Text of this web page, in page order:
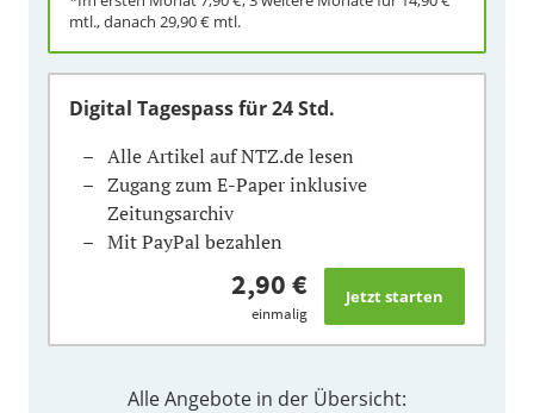
mtl., danach 29,90 € mtl.
Digital Tagespassfür 24 Std.
Alle Artikel auf NTZ.de lesen
Zugang zum E-Paper inklusive
Zeitungsarchiv
Mit PayPal bezahlen
2,90 €
einmalig
Alle Angebote in der Übersicht: